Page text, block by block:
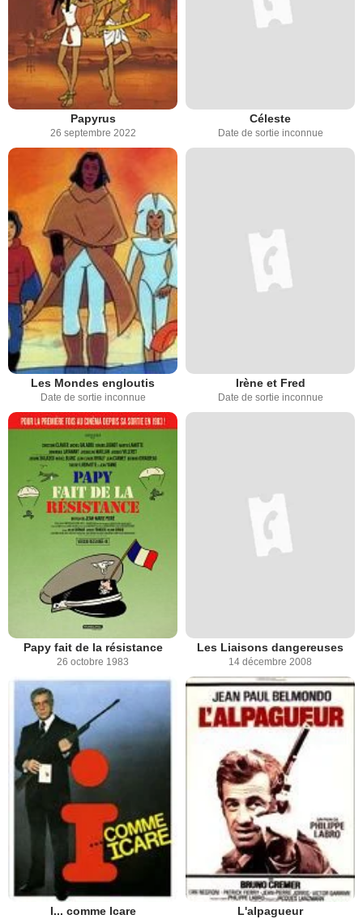
Papyrus
26 septembre 2022
Céleste
Date de sortie inconnue
Les Mondes engloutis
Date de sortie inconnue
Irène et Fred
Date de sortie inconnue
Papy fait de la résistance
26 octobre 1983
Les Liaisons dangereuses
14 décembre 2008
I... comme Icare L'alpagueur